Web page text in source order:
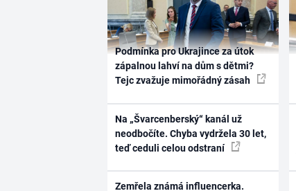
Podmínka pro Ukrajince za útok
zápalnou lahví na dům s dětmi?
Tejc zvažuje mimořádný zásah
Na „Švarcenberský“ kanál už
neodbočíte. Chyba vydržela 30 let,
teď ceduli celou odstraní
Zemřela známá influencerka.